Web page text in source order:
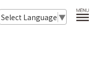
Select Language ▼